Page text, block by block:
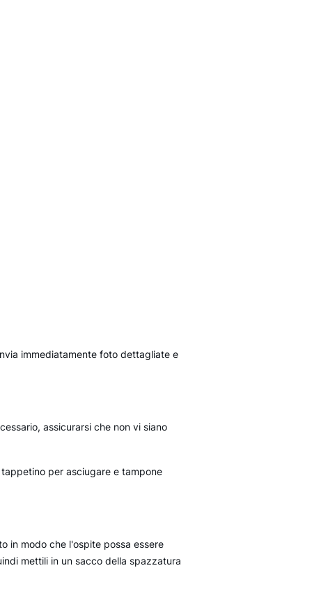
immediatamente foto dettagliate e
assicurarsi che non vi siano
per asciugare e tampone
in modo che l'ospite possa essere
mettili in un sacco della spazzatura